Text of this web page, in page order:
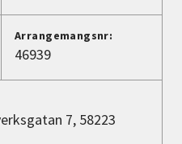
Arrangemangsnr:
46939
7, 58223